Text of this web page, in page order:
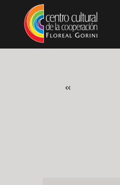
Pasar al contenido principal
Jump to main content
«